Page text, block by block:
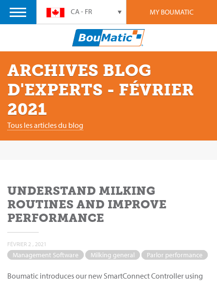
MY BOUMATIC
CA - FR
ARCHIVES BLOG
D'EXPERTS - FÉVRIER
2021
Tous les articles du blog
UNDERSTAND MILKING
ROUTINES AND IMPROVE
PERFORMANCE
FÉVRIER 2 , 2021
Management Software Milking general Parlor performance
Boumatic introduces our new SmartConnect Controller using